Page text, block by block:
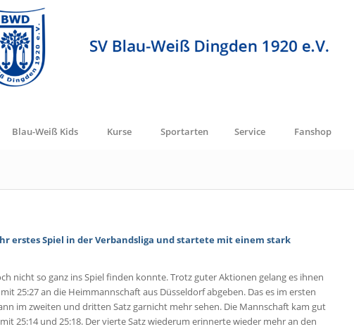
Blau-Weiß Kids Kurse Sportarten Service Fanshop
erstes Spiel in der Verbandsliga und startete mit einem stark
nicht so ganz ins Spiel finden konnte. Trotz guter Aktionen gelang es ihnen
25:27 an die Heimmannschaft aus Düsseldorf abgeben. Das es im ersten
im zweiten und dritten Satz garnicht mehr sehen. Die Mannschaft kam gut
25:14 und 25:18. Der vierte Satz wiederum erinnerte wieder mehr an den